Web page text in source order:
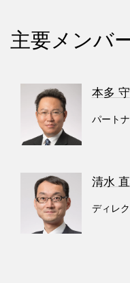
主要メンバ
本多 守
パート
清水
ディレ